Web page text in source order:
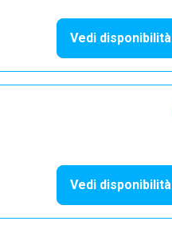
Vedi disponibilità
Vedi disponibilità